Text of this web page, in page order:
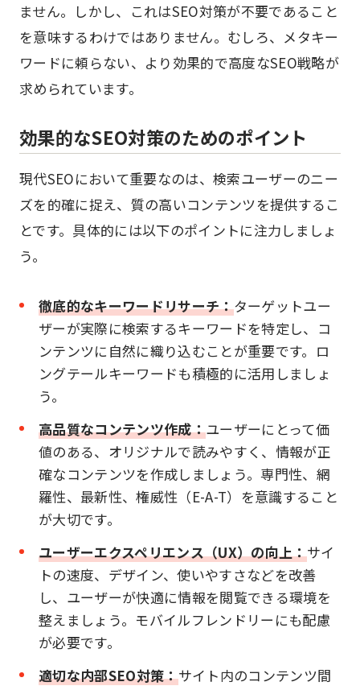
ません。しかし、これはSEO対策が不要であること
を意味するわけではありません。むしろ、メタキー
ワードに頼らない、より効果的で高度なSEO戦略が
求められています。
効果的なSEO対策のためのポイント
現代SEOにおいて重要なのは、検索ユーザーのニー
ズを的確に捉え、質の高いコンテンツを提供するこ
とです。具体的には以下のポイントに注力しましょ
う。
徹底的なキーワードリサーチ：ターゲットユー
ザーが実際に検索するキーワードを特定し、コ
ンテンツに自然に織り込むことが重要です。ロ
ングテールキーワードも積極的に活用しましょ
う。
高品質なコンテンツ作成：ユーザーにとって価
値のある、オリジナルで読みやすく、情報が正
確なコンテンツを作成しましょう。専門性、網
羅性、最新性、権威性（E-A-T）を意識すること
が大切です。
ユーザーエクスペリエンス（UX）の向上：サイ
トの速度、デザイン、使いやすさなどを改善
し、ユーザーが快適に情報を閲覧できる環境を
整えましょう。モバイルフレンドリーにも配慮
が必要です。
適切な内部SEO対策：サイト内のコンテンツ間